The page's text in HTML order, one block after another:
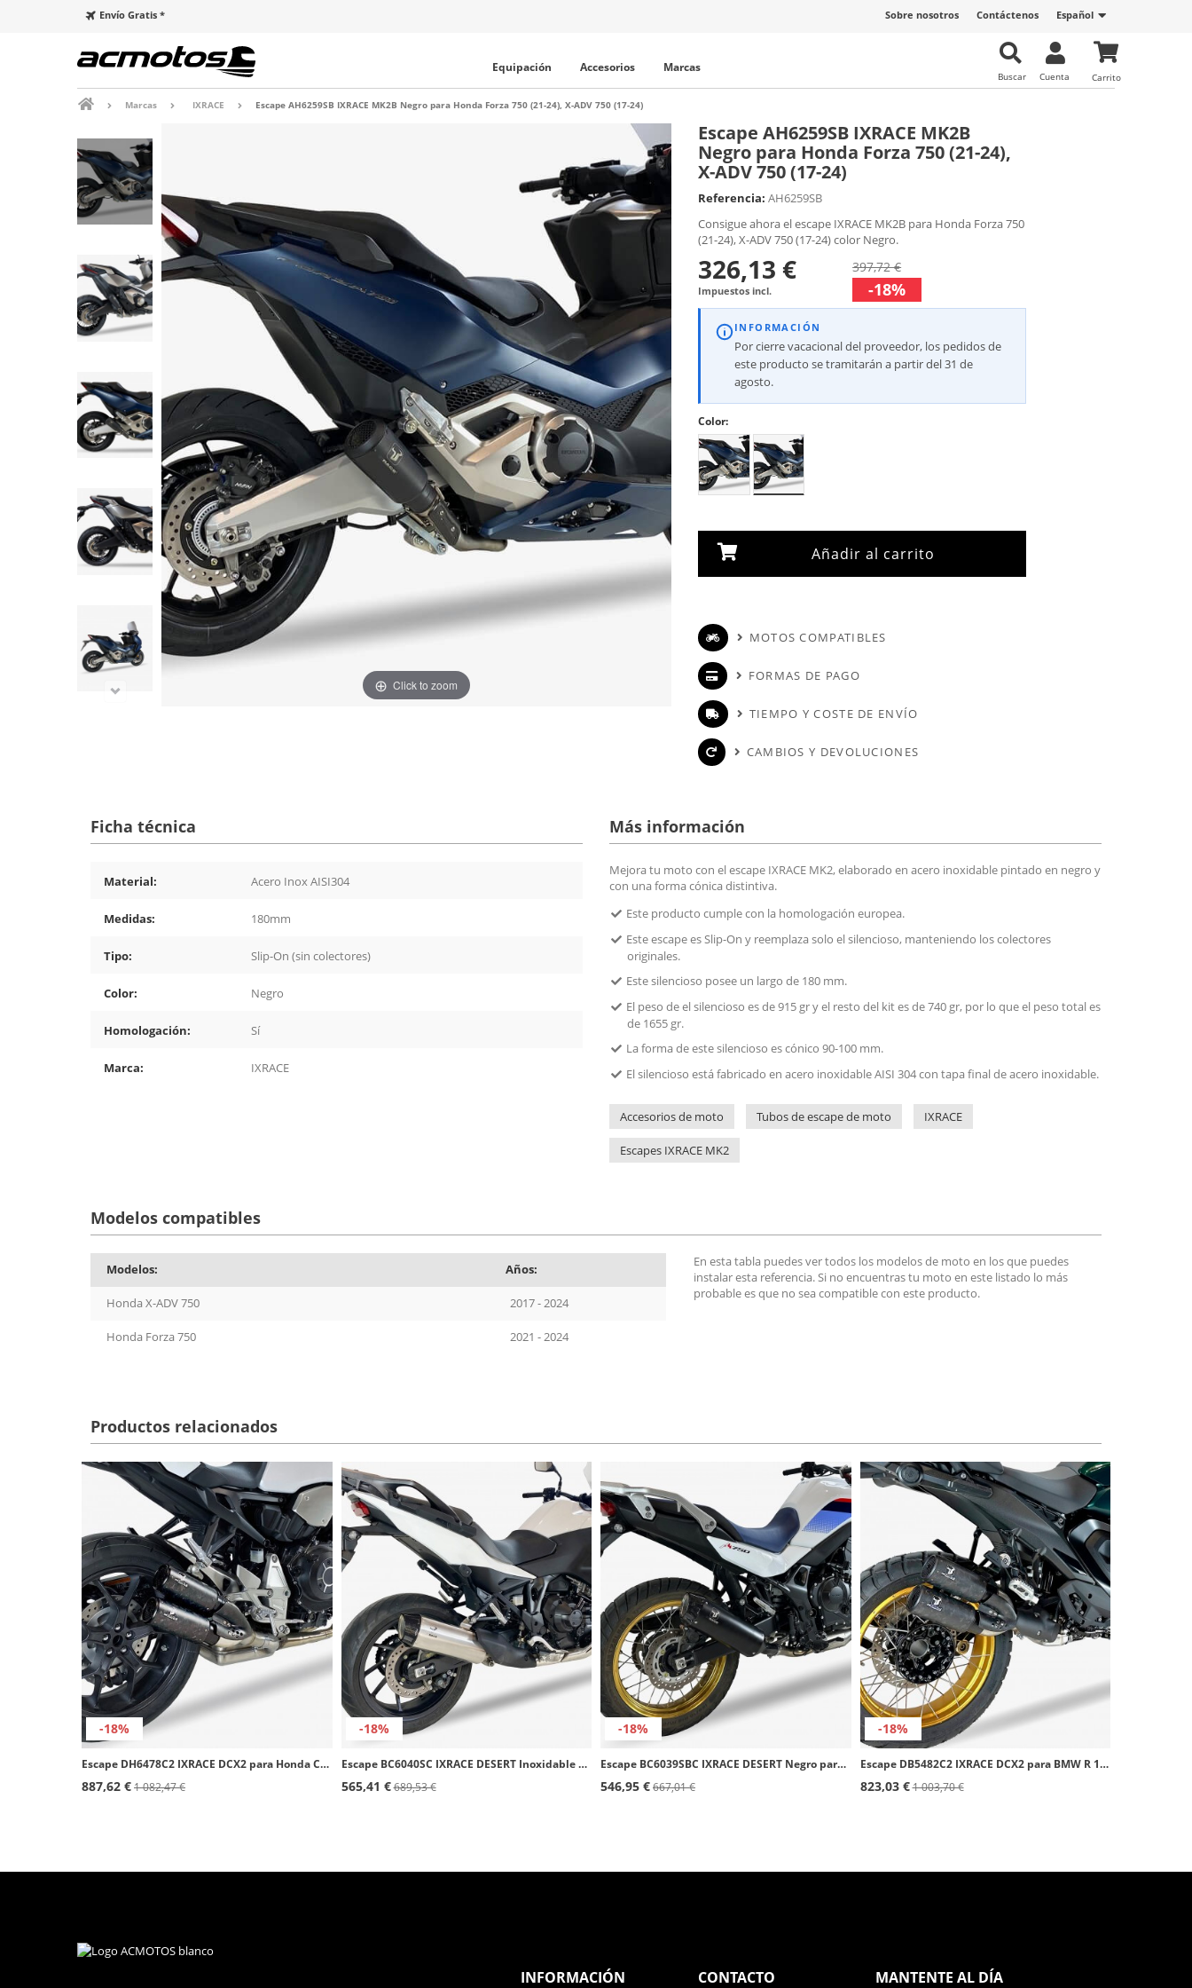
Español
Contáctenos
Sobre nosotros
Envío Gratis *
Carrito
Cuenta
Buscar
Equipación Accesorios Marcas
Marcas IXRACE Escape AH6259SB IXRACE MK2B Negro para Honda Forza 750 (21-24), X-ADV 750 (17-24)
Click to zoom
Escape AH6259SB IXRACE MK2B
Negro para Honda Forza 750 (21-24),
X-ADV 750 (17-24)
Referencia: AH6259SB
Consigue ahora el escape IXRACE MK2B para Honda Forza 750
(21-24), X-ADV 750 (17-24) color Negro.
326,13 €
Impuestos incl.
397,72 €
-18%
INFORMACIÓN
Por cierre vacacional del proveedor, los pedidos de
este producto se tramitarán a partir del 31 de
agosto.
Color:
Añadir al carrito
MOTOS COMPATIBLES
FORMAS DE PAGO
TIEMPO Y COSTE DE ENVÍO
CAMBIOS Y DEVOLUCIONES
Ficha técnica
Material: Acero Inox AISI304
Medidas: 180mm
Tipo: Slip-On (sin colectores)
Color: Negro
Homologación: Sí
Marca: IXRACE
Más información
Mejora tu moto con el escape IXRACE MK2, elaborado en acero inoxidable pintado en negro y
con una forma cónica distintiva.
Este producto cumple con la homologación europea.
Este escape es Slip-On y reemplaza solo el silencioso, manteniendo los colectores
originales.
Este silencioso posee un largo de 180 mm.
El peso de el silencioso es de 915 gr y el resto del kit es de 740 gr, por lo que el peso total es
de 1655 gr.
La forma de este silencioso es cónico 90-100 mm.
El silencioso está fabricado en acero inoxidable AISI 304 con tapa final de acero inoxidable.
Accesorios de moto Tubos de escape de moto IXRACE
Escapes IXRACE MK2
Modelos compatibles
Modelos: Años:
Honda X-ADV 750 2017 - 2024
Honda Forza 750 2021 - 2024
En esta tabla puedes ver todos los modelos de moto en los que puedes
instalar esta referencia. Si no encuentras tu moto en este listado lo más
probable es que no sea compatible con este producto.
Productos relacionados
-18%
Escape DH6478C2 IXRACE DCX2 para Honda CB 1000 R SLIP ON (18-24)
887,62 €1 082,47 €
-18%
Escape BC6040SC IXRACE DESERT Inoxidable para Honda NT 1100 (22-24)
565,41 €689,53 €
-18%
Escape BC6039SBC IXRACE DESERT Negro para Honda XL Transalp 750 (23-24)
546,95 €667,01 €
-18%
Escape DB5482C2 IXRACE DCX2 para BMW R 1300 GS (23-26)
823,03 €1 003,70 €
INFORMACIÓN CONTACTO MANTENTE AL DÍA